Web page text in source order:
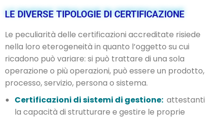
LE DIVERSE TIPOLOGIE DI CERTIFICAZIONE
Le peculiarità delle certificazioni accreditate risiede
nella loro eterogeneità in quanto l’oggetto su cui
ricadono può variare: si può trattare di una sola
operazione o più operazioni, può essere un prodotto,
processo, servizio, persona o sistema.
Certificazioni di sistemi di gestione: attestanti
la capacità di strutturare e gestire le proprie